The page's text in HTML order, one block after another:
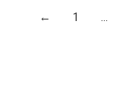
← 1 …